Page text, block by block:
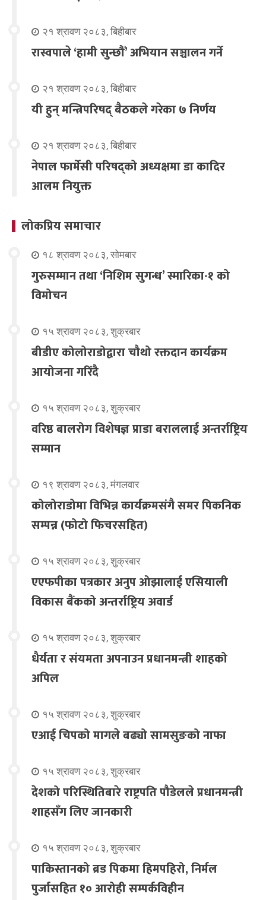
२१ श्रावण २०८३, बिहीबार
रास्वपाले ‘हामी सुन्छौँ’ अभियान सञ्चालन गर्ने
२१ श्रावण २०८३, बिहीबार
यी हुन् मन्त्रिपरिषद् बैठकले गरेका ७ निर्णय
२१ श्रावण २०८३, बिहीबार
नेपाल फार्मेसी परिषद्को अध्यक्षमा डा कादिर
आलम नियुक्त
लोकप्रिय समाचार
१८ श्रावण २०८३, सोमबार
गुरुसम्मान तथा ‘निशिम सुगन्ध’ स्मारिका-१ को
विमोचन
१५ श्रावण २०८३, शुक्रबार
बीडीए कोलोराडोद्वारा चौथो रक्तदान कार्यक्रम
आयोजना गरिंदै
१५ श्रावण २०८३, शुक्रबार
वरिष्ठ बालरोग विशेषज्ञ प्राडा बराललाई अन्तर्राष्ट्रिय
सम्मान
१९ श्रावण २०८३, मंगलवार
कोलोराडोमा विभिन्न कार्यक्रमसंगै समर पिकनिक
सम्पन्न (फोटो फिचरसहित)
१५ श्रावण २०८३, शुक्रबार
एएफपीका पत्रकार अनुप ओझालाई एसियाली
विकास बैंकको अन्तर्राष्ट्रिय अवार्ड
१५ श्रावण २०८३, शुक्रबार
धैर्यता र संयमता अपनाउन प्रधानमन्त्री शाहको
अपिल
१५ श्रावण २०८३, शुक्रबार
एआई चिपको मागले बढ्यो सामसुङको नाफा
१५ श्रावण २०८३, शुक्रबार
देशको परिस्थितिबारे राष्ट्रपति पौडेलले प्रधानमन्त्री
शाहसँग लिए जानकारी
१५ श्रावण २०८३, शुक्रबार
पाकिस्तानको ब्रड पिकमा हिमपहिरो, निर्मल
पुर्जासहित १० आरोही सम्पर्कविहीन